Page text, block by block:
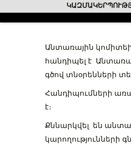
Անտառային
հանդիպել է
գծով տնօրենների
Հանդիպումների
է։
Քննարկվել են